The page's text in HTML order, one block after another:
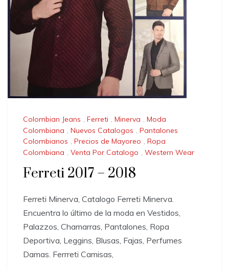
Colombian Jeans , Ferreti , Minerva , Moda
Colombiana , Nuevos Catalogos , Pantalones
Colombianos , Precios de Mayoreo , Ropa
Colombiana , Venta Por Catalogo , Western Wear
Ferreti 2017 – 2018
Ferreti Minerva, Catalogo Ferreti Minerva.
Encuentra lo último de la moda en Vestidos,
Palazzos, Chamarras, Pantalones, Ropa
Deportiva, Leggins, Blusas, Fajas, Perfumes
Damas. Ferrreti Camisas,